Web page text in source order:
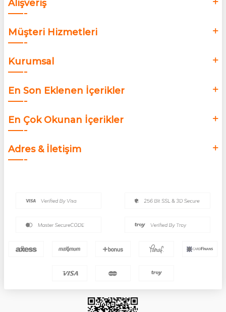
Alışveriş
Müşteri Hizmetleri
Kurumsal
En Son Eklenen İçerikler
En Çok Okunan İçerikler
Adres & İletişim